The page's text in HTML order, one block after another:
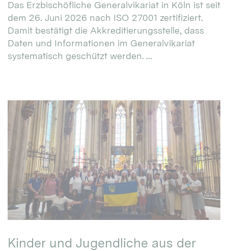
Das Erzbischöfliche Generalvikariat in Köln ist seit
dem 26. Juni 2026 nach ISO 27001 zertifiziert.
Damit bestätigt die Akkreditierungsstelle, dass
Daten und Informationen im Generalvikariat
systematisch geschützt werden. ...
Kinder und Jugendliche aus der